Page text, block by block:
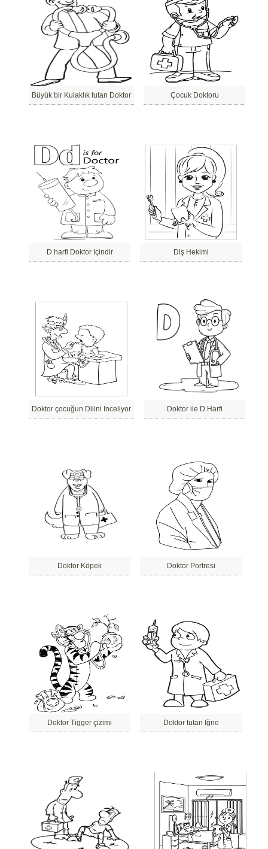
Büyük bir Kulaklık tutan Doktor Çocuk Doktoru
D harfi Doktor Içindir Diş Hekimi
Doktor çocuğun Dilini Inceliyor Doktor ile D Harfi
Doktor Köpek Doktor Portresi
Doktor Tigger çizimi Doktor tutan Iğne